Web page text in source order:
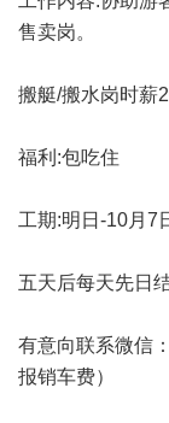
售卖岗。
搬艇/搬水岗时薪
福利:包吃住
工期:明日-10月7
五天后每天先日
有意向联系微信
报销车费）